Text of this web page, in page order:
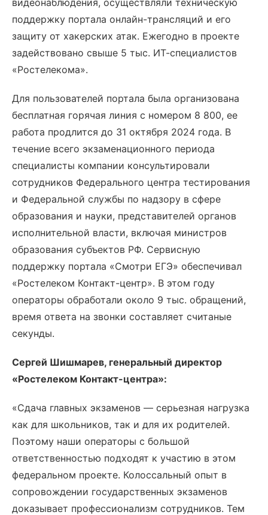
видеонаблюдения, осуществляли техническую
поддержку портала онлайн-трансляций и его
защиту от хакерских атак. Ежегодно в проекте
задействовано свыше 5 тыс. ИТ-специалистов
«Ростелекома».
Для пользователей портала была организована
бесплатная горячая линия с номером 8 800, ее
работа продлится до 31 октября 2024 года. В
течение всего экзаменационного периода
специалисты компании консультировали
сотрудников Федерального центра тестирования
и Федеральной службы по надзору в сфере
образования и науки, представителей органов
исполнительной власти, включая министров
образования субъектов РФ. Сервисную
поддержку портала «Смотри ЕГЭ» обеспечивал
«Ростелеком Контакт-центр». В этом году
операторы обработали около 9 тыс. обращений,
время ответа на звонки составляет считаные
секунды.
Сергей Шишмарев, генеральный директор
«Ростелеком Контакт-центра»:
«Сдача главных экзаменов — серьезная нагрузка
как для школьников, так и для их родителей.
Поэтому наши операторы с большой
ответственностью подходят к участию в этом
федеральном проекте. Колоссальный опыт в
сопровождении государственных экзаменов
доказывает профессионализм сотрудников. Тем